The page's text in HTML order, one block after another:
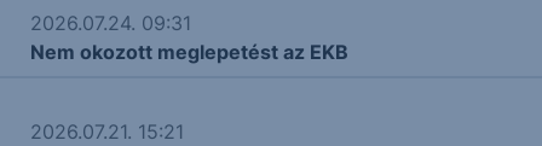
2026.07.24. 09:31
Nem okozott meglepetést az EKB
2026.07.21. 15:21